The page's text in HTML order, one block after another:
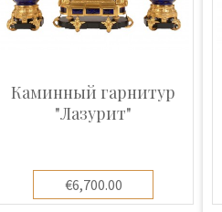
Каминный гарнитур
"Лазурит"
€6,700.00